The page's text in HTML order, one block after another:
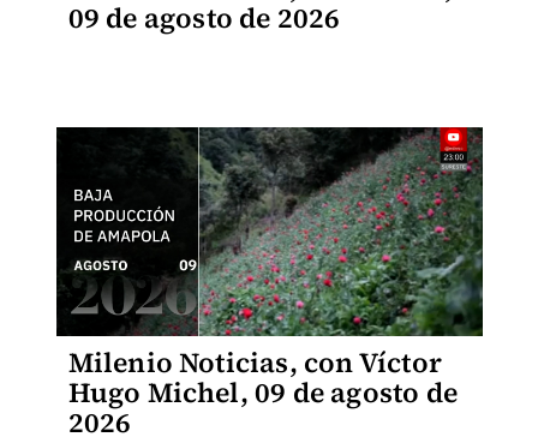
09 de agosto de 2026
Milenio Noticias, con Víctor
Hugo Michel, 09 de agosto de
2026